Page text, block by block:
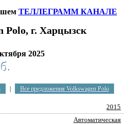
ТЕЛЛЕГРАММ КАНАЛЕ
Polo, г. Харцызск
2025
Все предложения Volkswagen Polo
2015
Автоматическая